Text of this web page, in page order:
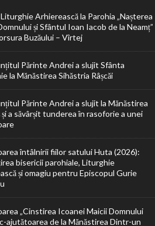
Arhierească la Parohia „Nașterea
și Sfântul Ioan Iacob de la Neamț”
Buzăului – Vîrtej
Părinte Andrei a slujit Sfânta
la Mănăstirea Sihăstria Râșcăi
Părinte Andrei a slujit la Mănăstirea
și a săvârșit tunderea în rasoforie a unei
întâlnirii fiilor satului Huta (2026):
bisericii parohiale, Liturghie
și omagiu pentru Episcopul Gurie
„Cinstirea Icoanei Maicii Domnului
ajutătoarea de la Mănăstirea Dintr-un